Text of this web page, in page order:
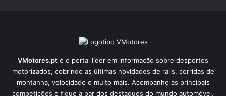
VMotores.pt é o portal líder em informação sobre desportos
motorizados, cobrindo as últimas novidades de ralis, corridas de
montanha, velocidade e muito mais. Acompanhe as principais
competições e fique a par dos destaques do mundo automóvel,